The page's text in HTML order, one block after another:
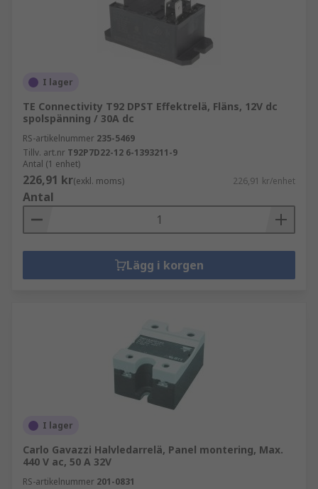
I lager
TE Connectivity T92 DPST Effektrelä, Fläns, 12V dc
spolspänning / 30A dc
RS-artikelnummer 235-5469
Tillv. art.nr T92P7D22-12 6-1393211-9
Antal (1 enhet)
226,91 kr(exkl. moms) 226,91 kr/enhet
Antal
Lägg i korgen
I lager
Carlo Gavazzi Halvledarrelä, Panel montering, Max.
440 V ac, 50 A 32V
RS-artikelnummer 201-0831